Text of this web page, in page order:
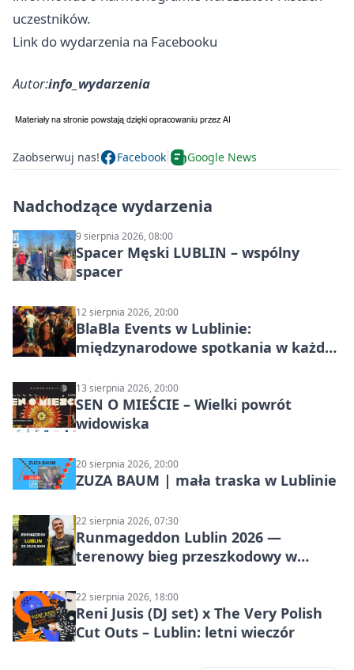
uczestników.
Link do wydarzenia na Facebooku
Autor:info_wydarzenia
Zaobserwuj nas! Facebook Google News
Nadchodzące wydarzenia
9 sierpnia 2026, 08:00
Spacer Męski LUBLIN – wspólny
spacer
12 sierpnia 2026, 20:00
BlaBla Events w Lublinie:
międzynarodowe spotkania w każdą
13 sierpnia 2026, 20:00
SEN O MIEŚCIE – Wielki powrót
widowiska
20 sierpnia 2026, 20:00
ZUZA BAUM | mała traska w Lublinie
22 sierpnia 2026, 07:30
Runmageddon Lublin 2026 —
terenowy bieg przeszkodowy w
22 sierpnia 2026, 18:00
Reni Jusis (DJ set) x The Very Polish
Cut Outs – Lublin: letni wieczór